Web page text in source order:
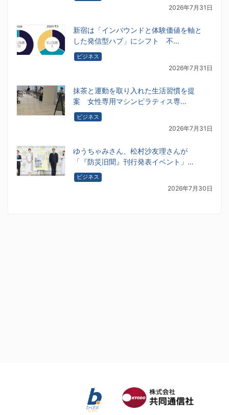
2026年7月31日
新宿は「インバウンドと体験価値を軸と
した発信型ハブ」にシフト 不…
ビジネス
2026年7月31日
抹茶と運動を取り入れた生活習慣を提
案 女性専用マシンピラティス専…
ビジネス
2026年7月31日
ゆうちゃみさん、松村沙友理さんが
「『防災旧聞』刊行発表イベント」…
ビジネス
2026年7月30日